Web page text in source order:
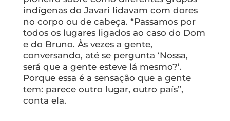
indígenas do Javari lidavam com dores
no corpo ou de cabeça. “Passamos por
todos os lugares ligados ao caso do Dom
e do Bruno. Às vezes a gente,
conversando, até se pergunta ‘Nossa,
será que a gente esteve lá mesmo?’.
Porque essa é a sensação que a gente
tem: parece outro lugar, outro país”,
conta ela.